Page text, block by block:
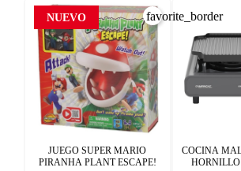
JUEGO SUPER MARIO
PIRANHA PLANT ESCAPE!
NUEVO favorite_border
COCINA